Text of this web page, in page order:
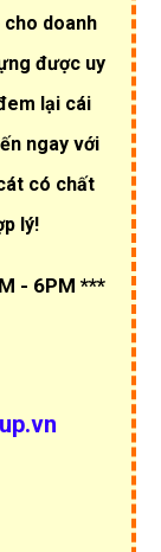
doanh
được uy
lại cái
ngay với
có chất
lý!
- 6PM ***